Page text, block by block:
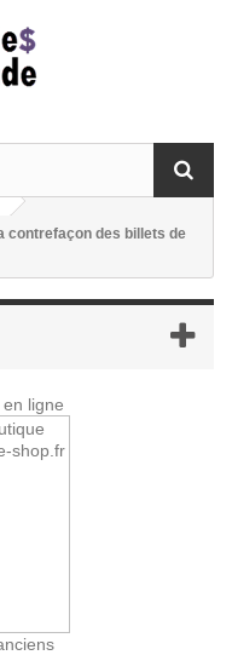
contrefaçon des billets de
ligne